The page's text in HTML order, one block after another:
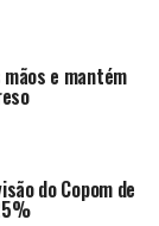
e mantém
do Copom de